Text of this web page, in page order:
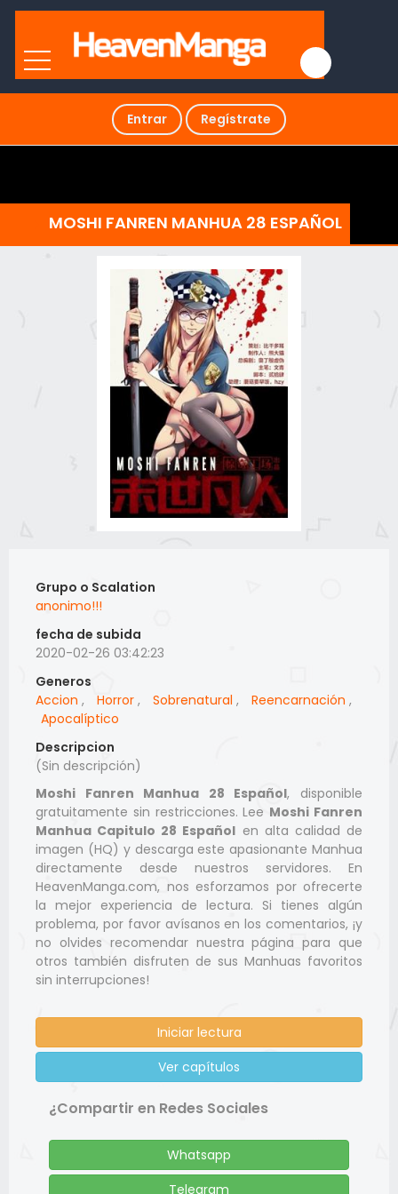
Entrar Regístrate
MOSHI FANREN MANHUA 28 ESPAÑOL
Grupo o Scalation
anonimo!!!
fecha de subida
2020-02-26 03:42:23
Generos
Accion , Horror , Sobrenatural , Reencarnación ,
Apocalíptico
Descripcion
(Sin descripción)
Moshi Fanren Manhua 28 Español, disponible
gratuitamente sin restricciones. Lee Moshi Fanren
Manhua Capitulo 28 Español en alta calidad de
imagen (HQ) y descarga este apasionante Manhua
directamente desde nuestros servidores. En
HeavenManga.com, nos esforzamos por ofrecerte
la mejor experiencia de lectura. Si tienes algún
problema, por favor avísanos en los comentarios, ¡y
no olvides recomendar nuestra página para que
otros también disfruten de sus Manhuas favoritos
sin interrupciones!
Iniciar lectura
Ver capítulos
¿Compartir en Redes Sociales
Whatsapp
Telegram